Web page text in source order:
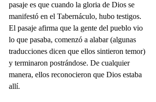
pasaje es que cuando la gloria de Dios se
manifestó en el Tabernáculo, hubo testigos.
El pasaje afirma que la gente del pueblo vio
lo que pasaba, comenzó a alabar (algunas
traducciones dicen que ellos sintieron temor)
y terminaron postrándose. De cualquier
manera, ellos reconocieron que Dios estaba
allí.